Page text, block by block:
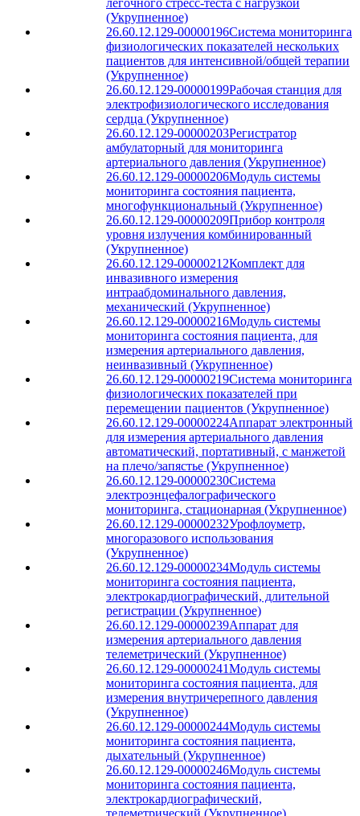
легочного стресс-теста с нагрузкой
(Укрупненное)
26.60.12.129-00000196Система мониторинга
физиологических показателей нескольких
пациентов для интенсивной/общей терапии
(Укрупненное)
26.60.12.129-00000199Рабочая станция для
электрофизиологического исследования
сердца (Укрупненное)
26.60.12.129-00000203Регистратор
амбулаторный для мониторинга
артериального давления (Укрупненное)
26.60.12.129-00000206Модуль системы
мониторинга состояния пациента,
многофункциональный (Укрупненное)
26.60.12.129-00000209Прибор контроля
уровня излучения комбинированный
(Укрупненное)
26.60.12.129-00000212Комплект для
инвазивного измерения
интраабдоминального давления,
механический (Укрупненное)
26.60.12.129-00000216Модуль системы
мониторинга состояния пациента, для
измерения артериального давления,
неинвазивный (Укрупненное)
26.60.12.129-00000219Система мониторинга
физиологических показателей при
перемещении пациентов (Укрупненное)
26.60.12.129-00000224Аппарат электронный
для измерения артериального давления
автоматический, портативный, с манжетой
на плечо/запястье (Укрупненное)
26.60.12.129-00000230Система
электроэнцефалографического
мониторинга, стационарная (Укрупненное)
26.60.12.129-00000232Урофлоуметр,
многоразового использования
(Укрупненное)
26.60.12.129-00000234Модуль системы
мониторинга состояния пациента,
электрокардиографический, длительной
регистрации (Укрупненное)
26.60.12.129-00000239Аппарат для
измерения артериального давления
телеметрический (Укрупненное)
26.60.12.129-00000241Модуль системы
мониторинга состояния пациента, для
измерения внутричерепного давления
(Укрупненное)
26.60.12.129-00000244Модуль системы
мониторинга состояния пациента,
дыхательный (Укрупненное)
26.60.12.129-00000246Модуль системы
мониторинга состояния пациента,
электрокардиографический,